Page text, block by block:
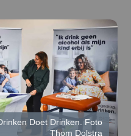
Doet Drinken. Foto
Thom Dolstra